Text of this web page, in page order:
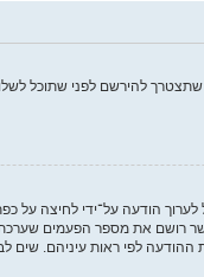
להירשם לפני שתוכל
הודעה על־ידי לחיצה
את מספר הפעמים
לפי ראות עיניהם. שים